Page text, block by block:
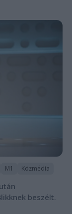
M1 Közmédia
beszélt.